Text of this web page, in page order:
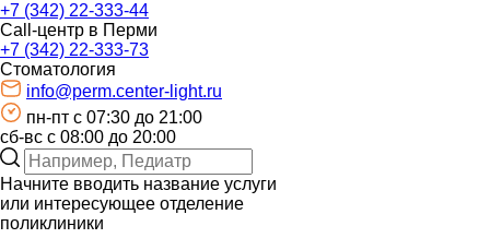
+7 (342) 22-333-44
Call-центр в Перми
+7 (342) 22-333-73
Стоматология
info@perm.center-light.ru
пн-пт c 07:30 до 21:00
сб-вс с 08:00 до 20:00
Начните вводить название услуги
или интересующее отделение
поликлиники